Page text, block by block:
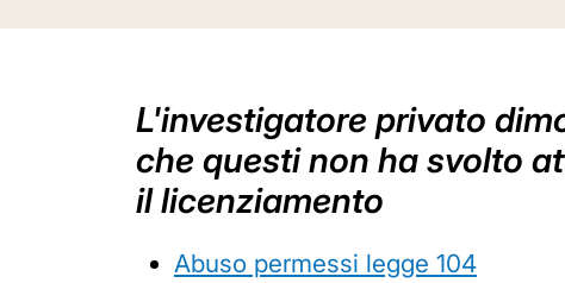
L'investigatore privato
che questi non ha svolto
il licenziamento
Abuso permessi legge 104